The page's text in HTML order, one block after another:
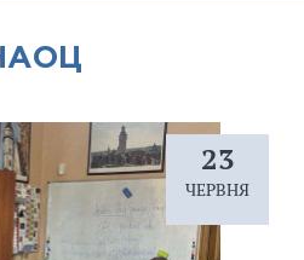
23
ЧЕРВНЯ